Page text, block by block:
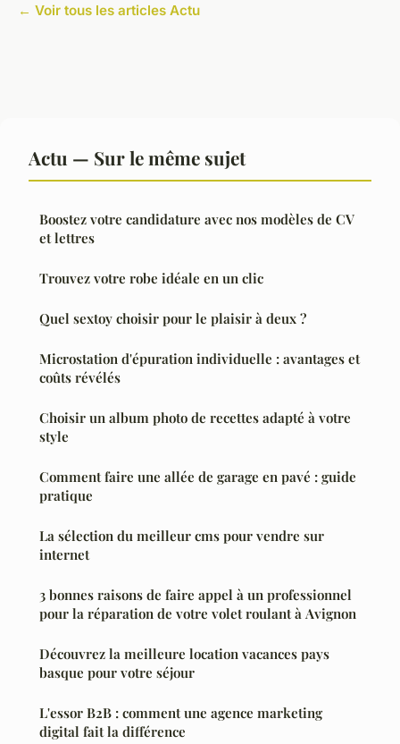
← Voir tous les articles Actu
Actu — Sur le même sujet
Boostez votre candidature avec nos modèles de CV
et lettres
Trouvez votre robe idéale en un clic
Quel sextoy choisir pour le plaisir à deux ?
Microstation d'épuration individuelle : avantages et
coûts révélés
Choisir un album photo de recettes adapté à votre
style
Comment faire une allée de garage en pavé : guide
pratique
La sélection du meilleur cms pour vendre sur
internet
3 bonnes raisons de faire appel à un professionnel
pour la réparation de votre volet roulant à Avignon
Découvrez la meilleure location vacances pays
basque pour votre séjour
L'essor B2B : comment une agence marketing
digital fait la différence